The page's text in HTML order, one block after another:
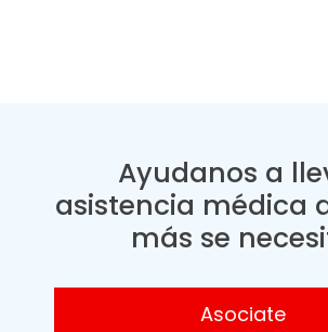
Ayudanos a
asistencia médica
más se
Asociate